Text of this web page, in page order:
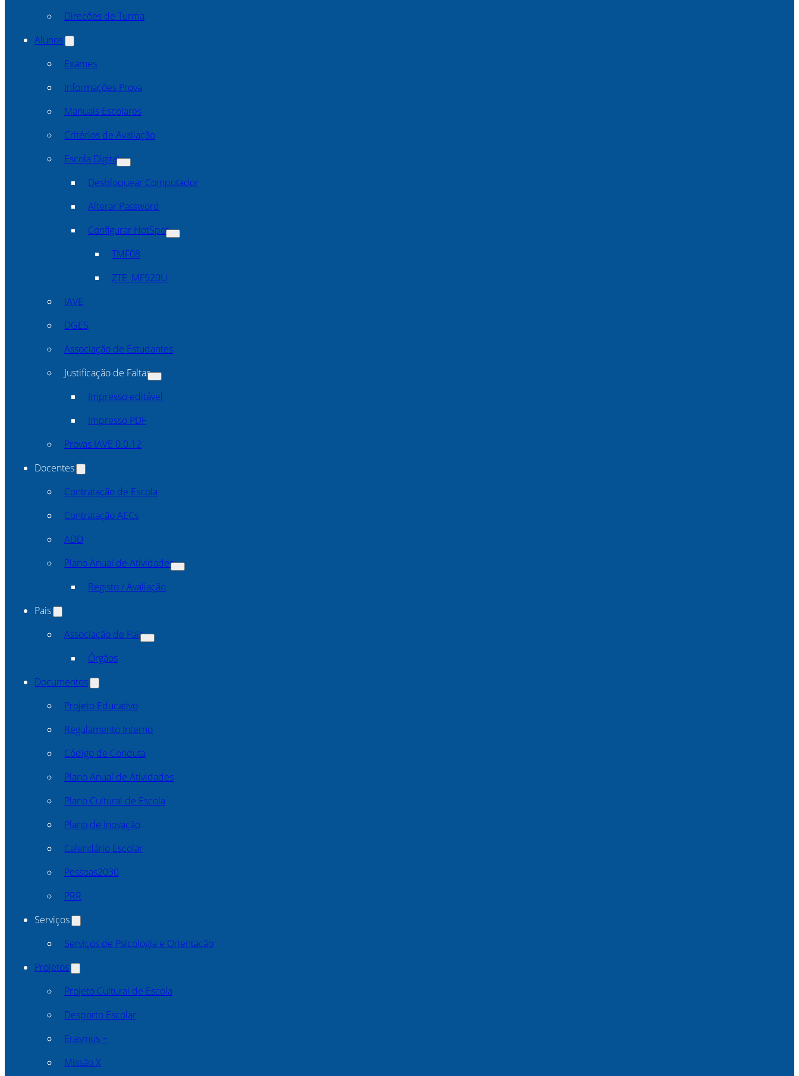
Direcões de Turma
Alunos
Exames
Informações Prova
Manuais Escolares
Critérios de Avaliação
Escola Digital
Desbloquear Computador
Alterar Password
Configurar HotSpot
TMF08
ZTE_MF920U
IAVE
DGES
Associação de Estudantes
Justificação de Faltas
Impresso editável
Impresso PDF
Provas IAVE 0.0.12
Docentes
Contratação de Escola
Contratação AECs
ADD
Plano Anual de Atividades
Registo / Avaliação
Pais
Associação de Pais
Órgãos
Documentos
Projeto Educativo
Regulamento Interno
Código de Conduta
Plano Anual de Atividades
Plano Cultural de Escola
Plano de Inovação
Calendário Escolar
Pessoas2030
PRR
Serviços
Serviços de Psicologia e Orientação
Projetos
Projeto Cultural de Escola
Desporto Escolar
Erasmus +
Missão X